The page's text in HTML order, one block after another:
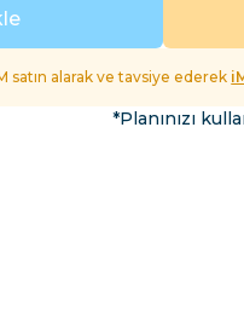
Yerlerini Keşfet
satın alarak ve tavsiye ederek
*Planınızı